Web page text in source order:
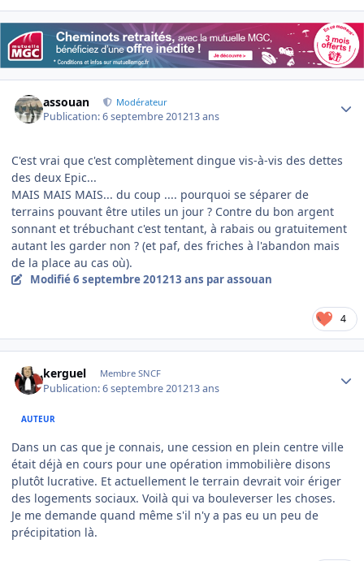
assouan Modérateur
Publication:6 septembre 201213 ans
C'est vrai que c'est complètement dingue vis-à-vis des dettes
des deux Epic...
MAIS MAIS MAIS... du coup .... pourquoi se séparer de
terrains pouvant être utiles un jour ? Contre du bon argent
sonnant et trébuchant c'est tentant, à rabais ou gratuitement
autant les garder non ? (et paf, des friches à l'abandon mais
de la place au cas où).
Modifié6 septembre 201213 ans par assouan
4
kerguel Membre SNCF
Publication:6 septembre 201213 ans
AUTEUR
Dans un cas que je connais, une cession en plein centre ville
était déjà en cours pour une opération immobilière disons
plutôt lucrative. Et actuellement le terrain devrait voir ériger
des logements sociaux. Voilà qui va bouleverser les choses.
Je me demande quand même s'il n'y a pas eu un peu de
précipitation là.